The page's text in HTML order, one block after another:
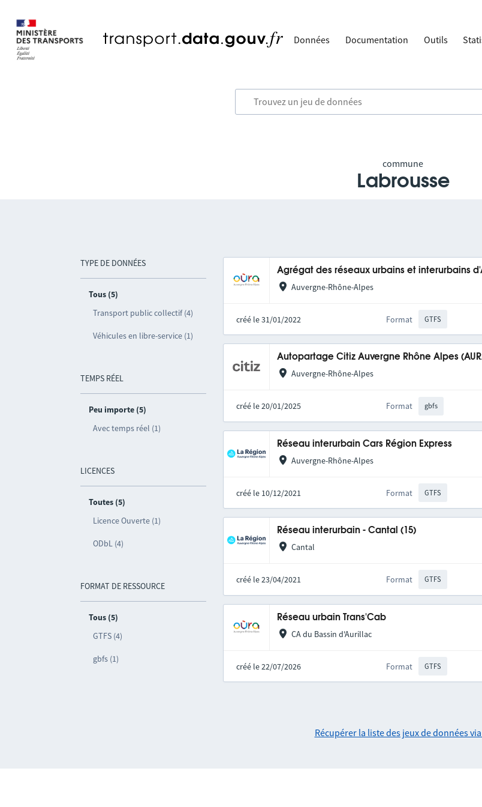
Données Documentation Outils
commune
Labrousse
TYPE DE DONNÉES
Tous (5)
Transport public collectif (4)
Véhicules en libre-service (1)
TEMPS RÉEL
Peu importe (5)
Avec temps réel (1)
LICENCES
Toutes (5)
Licence Ouverte (1)
ODbL (4)
FORMAT DE RESSOURCE
Tous (5)
GTFS (4)
gbfs (1)
Agrégat des réseaux urbains et interurbains
Auvergne-Rhône-Alpes
créé le 31/01/2022 Format GTFS
Autopartage Citiz Auvergne Rhône Alpes
Auvergne-Rhône-Alpes
créé le 20/01/2025 Format gbfs
Réseau interurbain Cars Région Express
Auvergne-Rhône-Alpes
créé le 10/12/2021 Format GTFS
Réseau interurbain - Cantal (15)
Cantal
créé le 23/04/2021 Format GTFS
Réseau urbain Trans'Cab
CA du Bassin d'Aurillac
créé le 22/07/2026 Format GTFS
Récupérer la liste des jeux de données